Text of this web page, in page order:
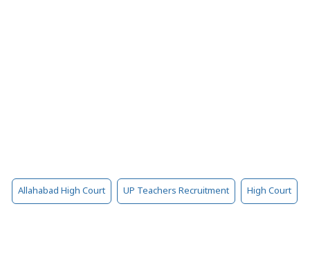
Allahabad High Court UP Teachers Recruitment High Court